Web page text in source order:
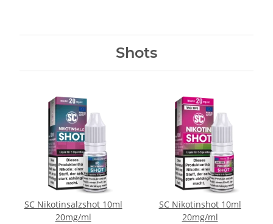
Shots
SC Nikotinsalzshot 10ml
20mg/ml
SC Nikotinshot 10ml
20mg/ml